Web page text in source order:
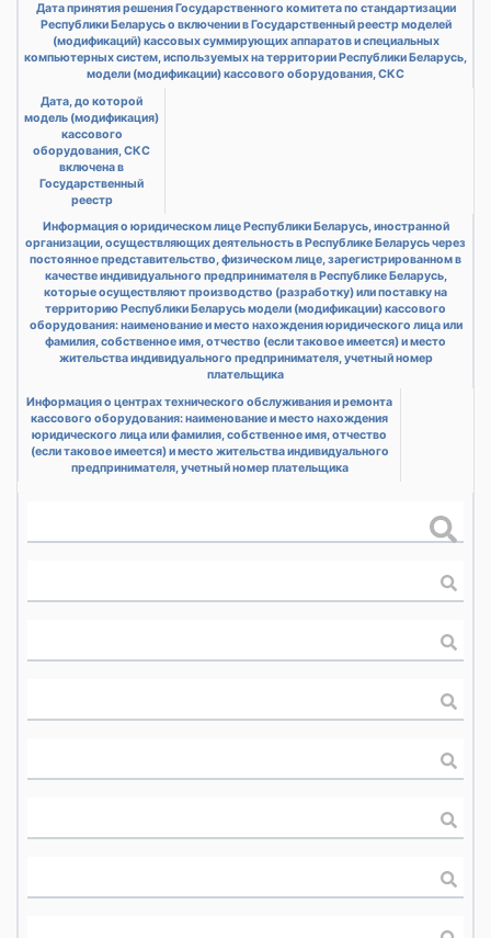
Дата принятия решения Государственного комитета по стандартизации
Республики Беларусь о включении в Государственный реестр моделей
(модификаций) кассовых суммирующих аппаратов и специальных
компьютерных систем, используемых на территории Республики Беларусь,
модели (модификации) кассового оборудования, СКС
Дата, до которой
модель (модификация)
кассового
оборудования, СКС
включена в
Государственный
реестр
Информация о юридическом лице Республики Беларусь, иностранной
организации, осуществляющих деятельность в Республике Беларусь через
постоянное представительство, физическом лице, зарегистрированном в
качестве индивидуального предпринимателя в Республике Беларусь,
которые осуществляют производство (разработку) или поставку на
территорию Республики Беларусь модели (модификации) кассового
оборудования: наименование и место нахождения юридического лица или
фамилия, собственное имя, отчество (если таковое имеется) и место
жительства индивидуального предпринимателя, учетный номер
плательщика
Информация о центрах технического обслуживания и ремонта
кассового оборудования: наименование и место нахождения
юридического лица или фамилия, собственное имя, отчество
(если таковое имеется) и место жительства индивидуального
предпринимателя, учетный номер плательщика